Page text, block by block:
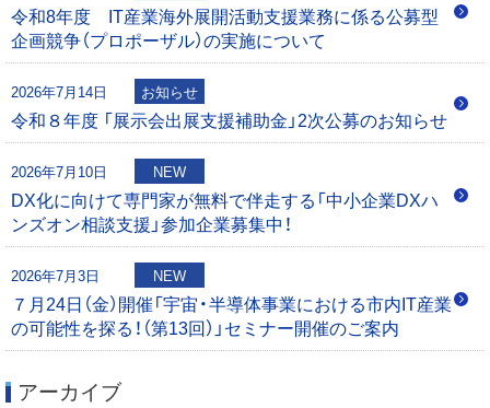
0
0
令和8年度 IT産業海外展開活動支援業務に係る公募型
企画競争（プロポーザル）の実施について
2026年7月14日 お知らせ
令和８年度 「展示会出展支援補助金」2次公募のお知らせ
2026年7月10日 NEW
DX化に向けて専門家が無料で伴走する「中小企業DXハ
ンズオン相談支援」参加企業募集中！
2026年7月3日 NEW
７月24日（金）開催「宇宙・半導体事業における市内IT産業
の可能性を探る！（第13回）」セミナー開催のご案内
アーカイブ